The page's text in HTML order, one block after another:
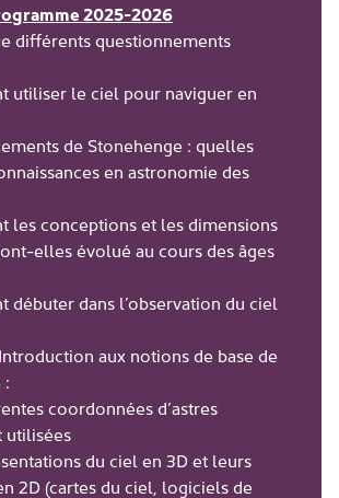
2025-2026
différents questionnements
utiliser le ciel pour naviguer en
de Stonehenge : quelles
en astronomie des
les conceptions et les dimensions
elles évolué au cours des âges
débuter dans l’observation du ciel
aux notions de base de
:
coordonnées d’astres
utilisées
du ciel en 3D et leurs
2D (cartes du ciel, logiciels de